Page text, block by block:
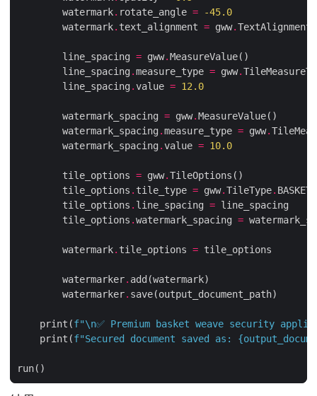
        watermark
. rotate_angle = -45.0
        watermark
. text_alignment = gww.TextAlignment
        line_spacing
= gww.
        line_spacing
.measure_type = gww.
        line_spacing
.value = 12.0
        watermark_spacing
= gww.
        watermark_spacing
.measure_type = gww.
        watermark_spacing
.value = 10.0
        tile_options
= gww.
        tile_options
. tile_type = gww.TileType.
        tile_options
. line_spacing =
        tile_options
.watermark_spacing =
        watermark
. tile_options =
        watermarker
.
        watermarker
.
    print(
f"\n✅ Premium basket weave security
    print(
f"Secured document saved as: {